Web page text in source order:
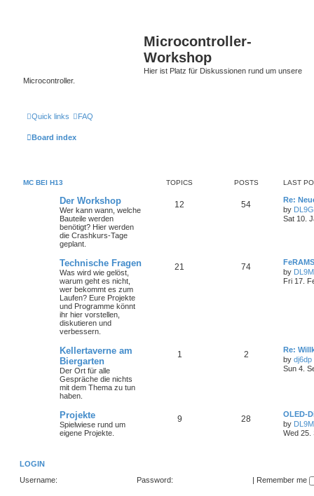
Microcontroller-
Workshop
Hier ist Platz für Diskussionen rund um unsere
Microcontroller.
Quick links FAQ
Board index
ΜC BEI H13 TOPICS POSTS LAST
Der Workshop
Wer kann wann, welche
Bauteile werden
benötigt? Hier werden
die Crashkurs-Tage
geplant.
12 54
Re:
by
Sat 10.
Technische Fragen
Was wird wie gelöst,
warum geht es nicht,
wer bekommt es zum
Laufen? Eure Projekte
und Programme könnt
ihr hier vorstellen,
diskutieren und
verbessern.
21 74
by
Fri 17.
Kellertaverne am
Biergarten
Der Ort für alle
Gespräche die nichts
mit dem Thema zu tun
haben.
1 2
Re:
by dj6dp
Sun 4.
Projekte
Spielwiese rund um
eigene Projekte.
9 28
OLED-
by
Wed 25.
LOGIN
Username:
Password: | Remember me